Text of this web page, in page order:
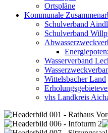
Ortspläne
Kommunale
Schulverband
Schulverband
Wasserverband
Wittelsbacher Land
vhs Landkreis